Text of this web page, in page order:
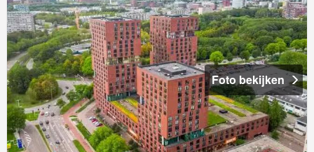
Foto bekijken